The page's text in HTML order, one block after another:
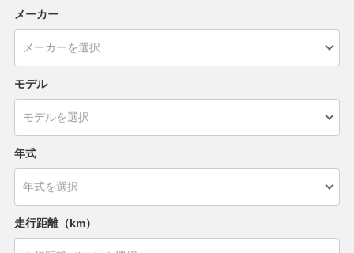
メーカー
モデル
年式
走行距離（km）